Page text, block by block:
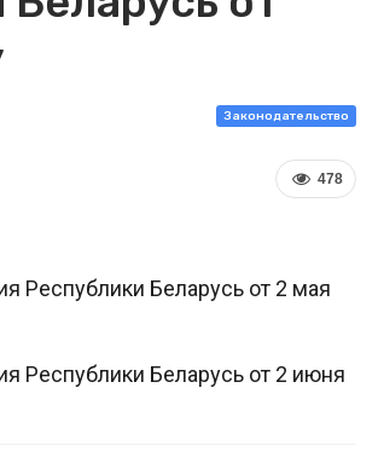
Законодательство
478
Республики Беларусь от 2 мая
Республики Беларусь от 2 июня